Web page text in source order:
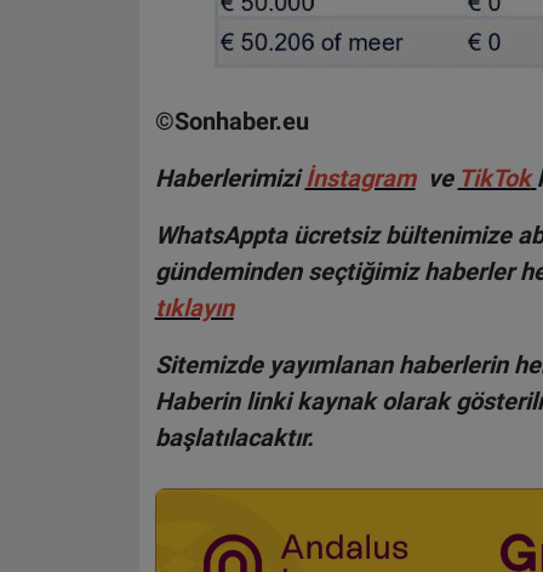
©Sonhaber.eu
Haberlerimiziİnstagram ve TikTok
WhatsAppta ücretsiz bültenimize
gündeminden seçtiğimiz haberler
tıklayın
Sitemizde yayımlanan haberlerin
Haberin linki kaynak olarak
başlatılacaktır.